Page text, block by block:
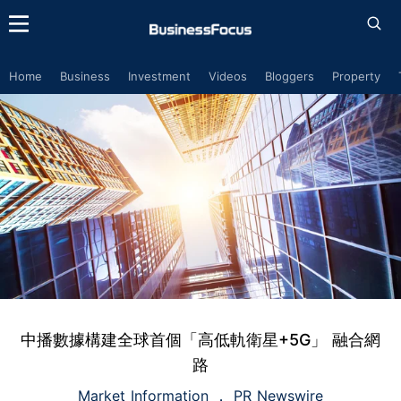
Home Business Investment Videos Bloggers Property
中播數據構建全球首個「高低軌衛星+5G」 融合網
路
Market Information PR Newswire